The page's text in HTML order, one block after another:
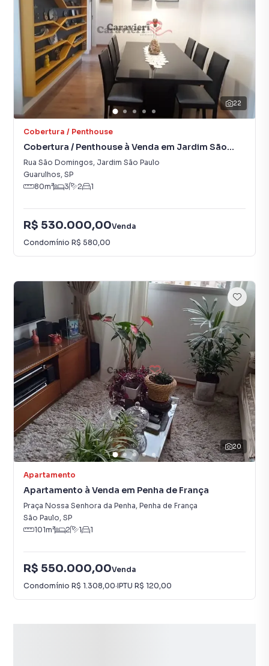
22
Cobertura / Penthouse
Cobertura / Penthouse à Venda em Jardim São
Paulo
Rua São Domingos, Jardim São Paulo
Guarulhos, SP
80m² 3 2 1
R$ 530.000,00Venda
Condomínio R$ 580,00
20
Apartamento
Apartamento à Venda em Penha de França
Praça Nossa Senhora da Penha, Penha de França
São Paulo, SP
101m² 2 1 1
R$ 550.000,00Venda
Condomínio R$ 1.308,00·IPTU R$ 120,00